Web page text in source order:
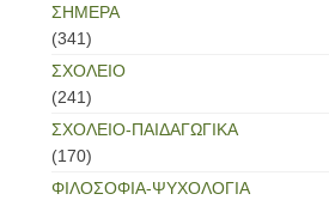
ΣΗΜΕΡΑ
(341)
ΣΧΟΛΕΙΟ
(241)
ΣΧΟΛΕΙΟ-ΠΑΙΔΑΓΩΓΙΚΑ
(170)
ΦΙΛΟΣΟΦΙΑ-ΨΥΧΟΛΟΓΙΑ